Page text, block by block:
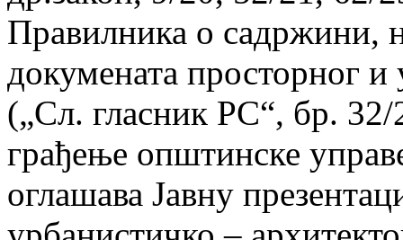
Правилника о садржини,
докумената просторног
(„Сл. гласник РС“, бр.
грађење општинске
оглашава Јавну